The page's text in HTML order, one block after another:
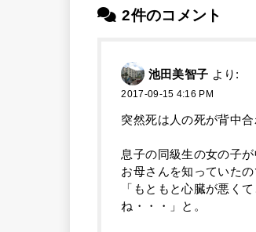
2件のコメント
池田美智子 より:
2017-09-15 4:16 PM
突然死は人の死が背中
息子の同級生の女の子
お母さんを知っていた
「もともと心臓が悪く
ね・・・」と。